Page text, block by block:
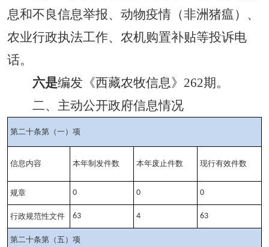
息和不良信息举报、动物疫情（非洲猪瘟）、
农业行政执法工作、农机购置补贴等投诉电
话。
六是编发《西藏农牧信息》 262期。
二、主动公开政府信息情况
第二十条第（一）项
信息内容 本年制发件数 本年废止件数 现行有效件数
规章 0 0 0
行政规范性文件 63 4 63
第二十条第（五）项